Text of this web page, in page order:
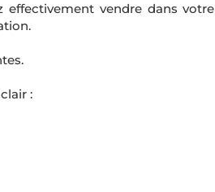
vendre dans votre
: